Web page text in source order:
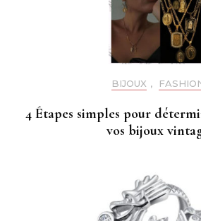
BIJOUX ,
4 Étapes simples pour
vos bijoux